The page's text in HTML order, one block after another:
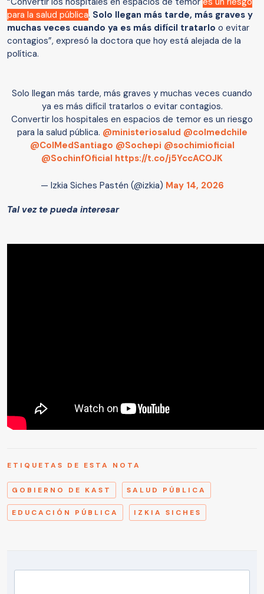
para la salud pública. Solo llegan más tarde, más graves y
muchas veces cuando ya es más difícil tratarlo o evitar
contagios”, expresó la doctora que hoy está alejada de la
política.
Solo llegan más tarde, más graves y muchas veces cuando
ya es más difícil tratarlos o evitar contagios.
Convertir los hospitales en espacios de temor es un riesgo
para la salud pública. @ministeriosalud @colmedchile
@ColMedSantiago @Sochepi @sochimioficial
@SochinfOficial https://t.co/j5YccACOJK
— Izkia Siches Pastén (@izkia) May 14, 2026
Tal vez te pueda interesar
ETIQUETAS DE ESTA NOTA
GOBIERNO DE KAST SALUD PÚBLICA
EDUCACIÓN PÚBLICA IZKIA SICHES